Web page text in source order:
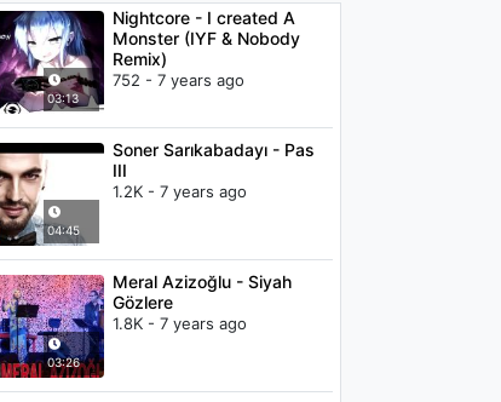
03:13
Nightcore - I created A
Monster (IYF & Nobody
Remix)
752 - 7 years ago
04:45
Soner Sarıkabadayı - Pas
III
1.2K - 7 years ago
03:26
Meral Azizoğlu - Siyah
Gözlere
1.8K - 7 years ago